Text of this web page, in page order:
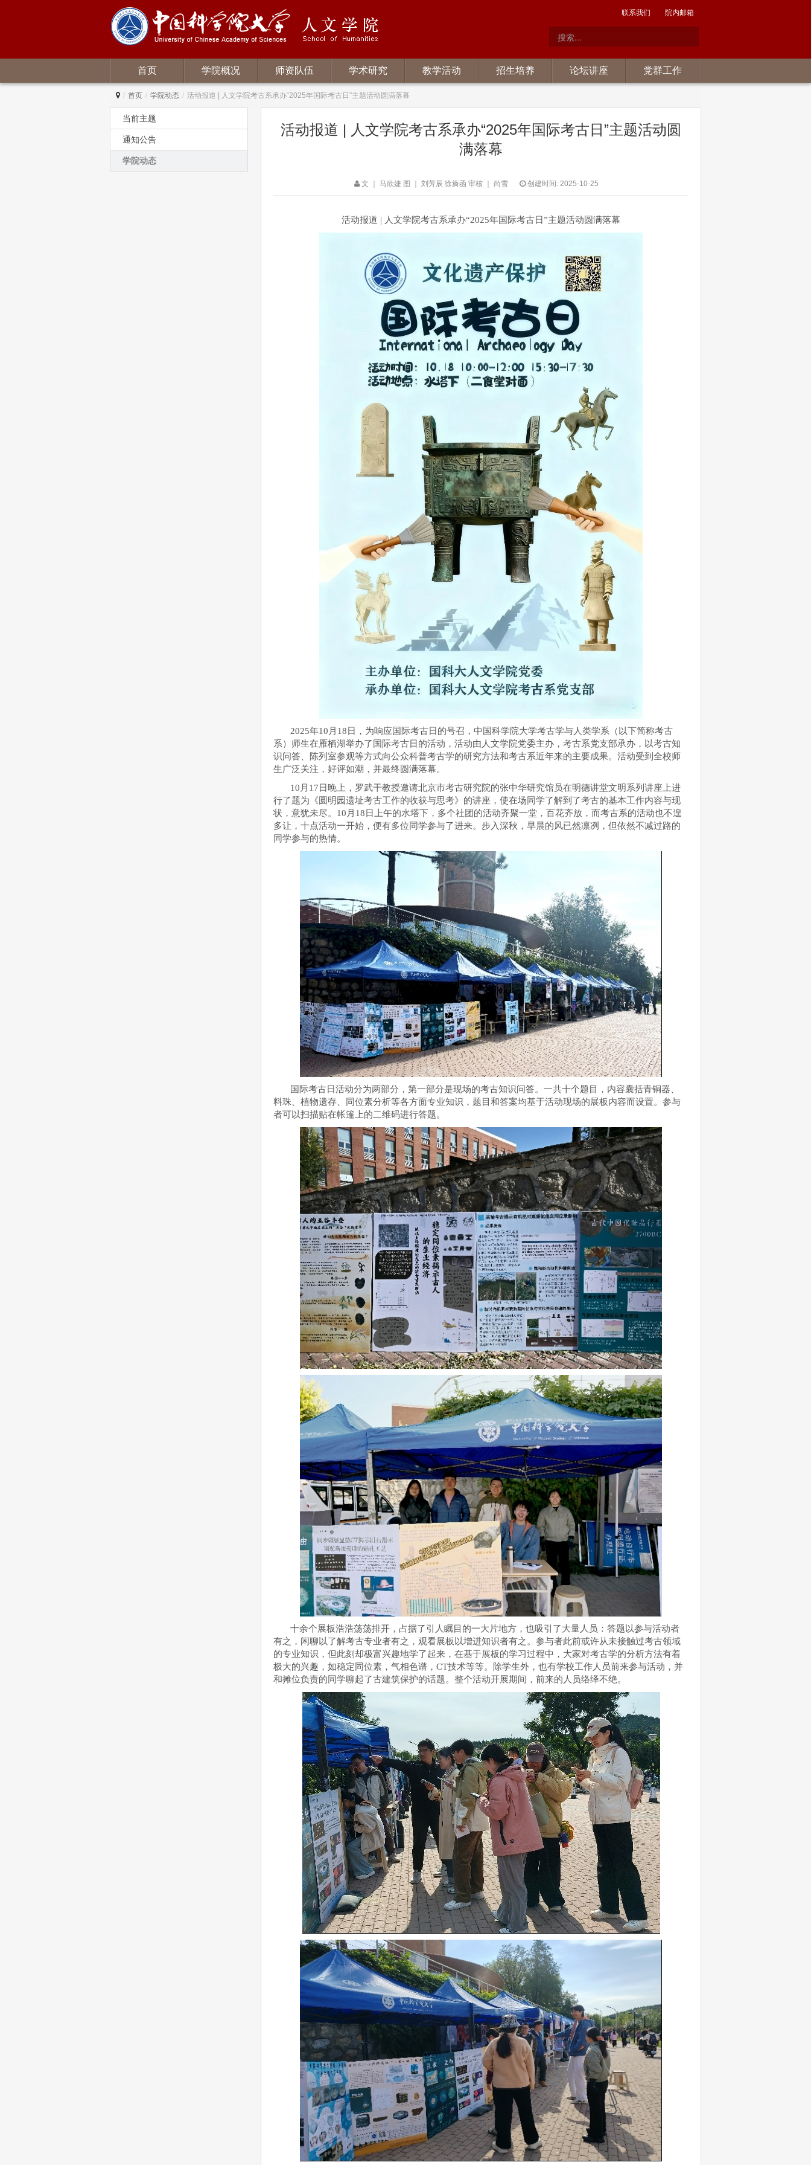
联系我们 院内邮箱
首页 学院概况 师资队伍 学术研究 教学活动 招生培养 论坛讲座 党群工作
/ 首页 / 学院动态 / 活动报道 | 人文学院考古系承办“2025年国际考古日”主题活动圆满落幕
当前主题
通知公告
学院动态
活动报道 | 人文学院考古系承办“2025年国际考古日”主题活动圆
满落幕
文 ｜ 马欣婕 图 ｜ 刘芳辰 徐旖函 审核 ｜ 尚雪 创建时间: 2025-10-25
活动报道 | 人文学院考古系承办“2025年国际考古日”主题活动圆满落幕
2025年10月18日，为响应国际考古日的号召，中国科学院大学考古学与人类学系（以下简称考古
系）师生在雁栖湖举办了国际考古日的活动，活动由人文学院党委主办，考古系党支部承办，以考古知
识问答、陈列室参观等方式向公众科普考古学的研究方法和考古系近年来的主要成果。活动受到全校师
生广泛关注，好评如潮 ，并最终圆满落幕。
10月17日晚上，罗武干教授邀请北京市考古研究院的张中华研究馆员在明德讲堂文明系列讲座上进
行了题为《圆明园遗址考古工作的收获与思考》的讲座，使在场同学了解到了考古的基本工作内容与现
状，意犹未尽。10月18日上午的水塔下，多个社团的活动齐聚一堂，百花齐放，而考古系的活动也不遑
多让，十点活动一开始，便有多位同学参与了进来。步入深秋，早晨的风已然凛冽，但依然不减过路的
同学参与的热情。
国际考古日活动分为两部分，第一部分是现场的考古知识问答。一共十个题目，内容囊括青铜器、
料珠、植物遗存、同位素分析等各方面专业知识，题目和答案均基于活动现场的展板内容而设置。参与
者可以扫描贴在帐篷上的二维码进行答题。
十余个展板浩浩荡荡排开，占据了引人瞩目的一大片地方，也吸引了大量人员：答题以参与活动者
有之，闲聊以了解考古专业者有之，观看展板以增进知识者有之。参与者此前或许从未接触过考古领域
的专业知识，但此刻却极富兴趣地学了起来，在基于展板的学习过程中，大家对考古学的分析方法有着
极大的兴趣，如稳定同位素，气相色谱，CT技术等等。除学生外，也有学校工作人员前来参与活动，并
和摊位负责的同学聊起了古建筑保护的话题。整个活动开展期间，前来的人员络绎不绝。